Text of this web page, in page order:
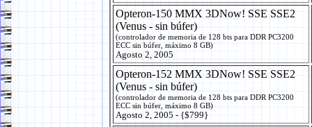
Opteron-150 MMX 3DNow! SSE SSE2
(Venus - sin búfer)
(controlador de memoria de 128 bts para DDR PC3200
ECC sin búfer, máximo 8 GB)
Agosto 2, 2005
Opteron-152 MMX 3DNow! SSE SSE2
(Venus - sin búfer)
(controlador de memoria de 128 bts para DDR PC3200
ECC sin búfer, máximo 8 GB)
Agosto 2, 2005 - {$799}